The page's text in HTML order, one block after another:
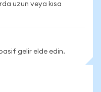
uzun veya kısa
gelir elde edin.